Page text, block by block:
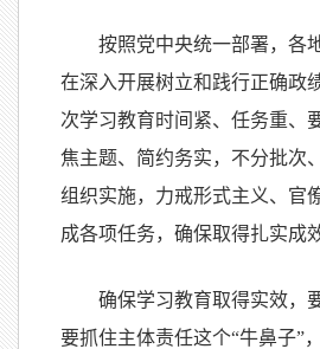
按照党中央统一部署，各
在深入开展树立和践行正确政
次学习教育时间紧、任务重、
焦主题、简约务实，不分批次
组织实施，力戒形式主义、官
成各项任务，确保取得扎实成效
确保学习教育取得实效，要
要抓住主体责任这个“牛鼻子”